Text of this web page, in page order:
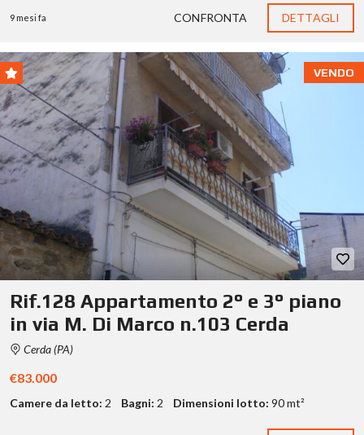
9 mesi fa CONFRONTA DETTAGLI
VENDO
Rif.128 Appartamento 2° e 3° piano
in via M. Di Marco n.103 Cerda
Cerda (PA)
€83.000
Camere da letto: 2 Bagni: 2 Dimensioni lotto: 90 mt²